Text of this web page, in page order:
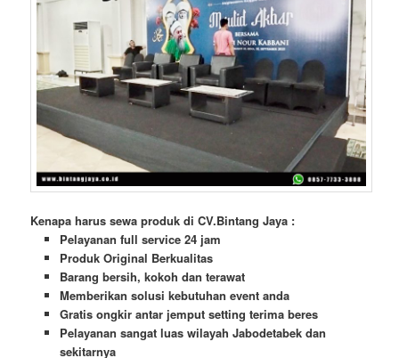
Kenapa harus sewa produk di CV.Bintang Jaya :
Pelayanan full service 24 jam
Produk Original Berkualitas
Barang bersih, kokoh dan terawat
Memberikan solusi kebutuhan event anda
Gratis ongkir antar jemput setting terima beres
Pelayanan sangat luas wilayah Jabodetabek dan
sekitarnya